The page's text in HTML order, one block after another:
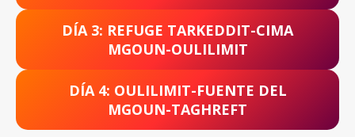
DÍA 3: REFUGE TARKEDDIT-CIMA
MGOUN-OULILIMIT
DÍA 4: OULILIMIT-FUENTE DEL
MGOUN-TAGHREFT